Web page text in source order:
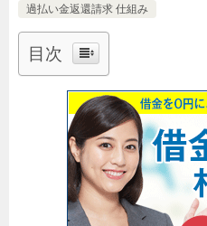
過払い金返還請求 仕組み
目次